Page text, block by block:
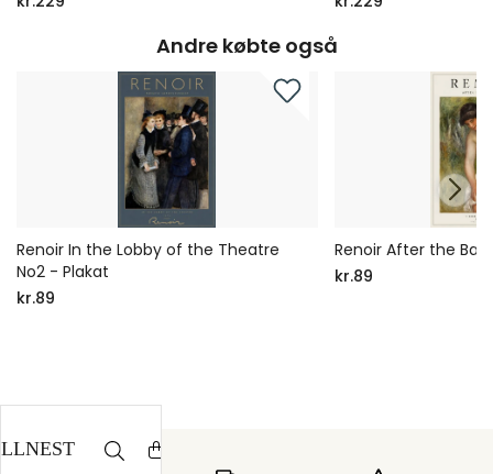
Andre købte også
Renoir In the Lobby of the Theatre
No2 - Plakat
kr.89
Renoir After the
kr.89